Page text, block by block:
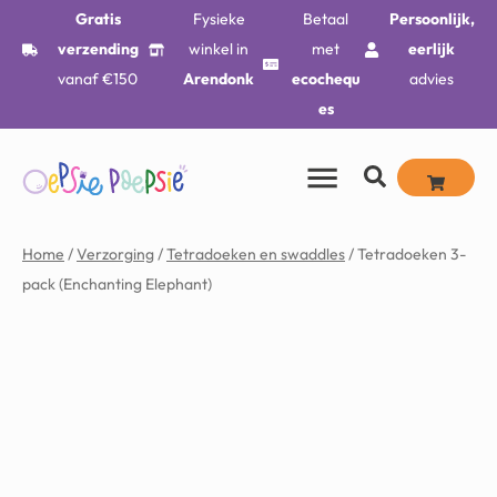
Gratis
verzending
vanaf €150
Fysieke
winkel in
Arendonk
Betaal
met
ecochequ
es
Persoonlijk,
eerlijk
advies
Home /Verzorging/Tetradoeken en swaddles/ Tetradoeken 3-
pack (Enchanting Elephant)